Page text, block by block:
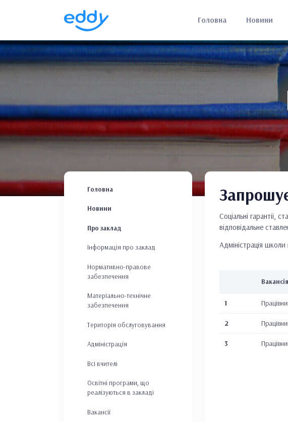
Головна Новини
Головна
Новини
Про заклад
Інформація про заклад
Нормативно-правове
забезпечення
Матеріально-технічне
забезпечення
Територія обслуговування
Адміністрація
Всі вчителі
Освітні програми, що
реалізуються в закладі
Вакансії
Соціальні гарантії,
відповідальне
Адміністрація
Вакансія
1
2
3